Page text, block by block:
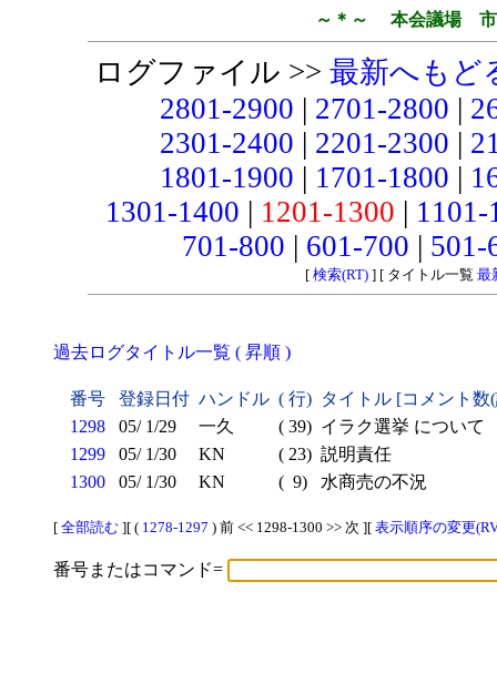
～＊～ 本会議場 市
ログファイル >> 最新へもど
2801-2900 | 2701-2800 |
2301-2400 | 2201-2300 |
1801-1900 | 1701-1800 |
1301-1400 | 1201-1300 |
701-800 | 601-700 |
[ 検索(RT)] [ タイトル一覧 最
過去ログタイトル一覧 ( 昇順 )
番号 登録日付 ハンドル ( 行) タイトル [コメント
1298
05/ 1/29 一久 ( 39) イラク選挙 について
1299
05/ 1/30 KN ( 23) 説明責任
1300
05/ 1/30 KN ( 9) 水商売の不況
[ 全部読む ][ ( 1278-1297 ) 前 << 1298-1300 >> 次 ][ 表示順序の変更
番号またはコマンド=